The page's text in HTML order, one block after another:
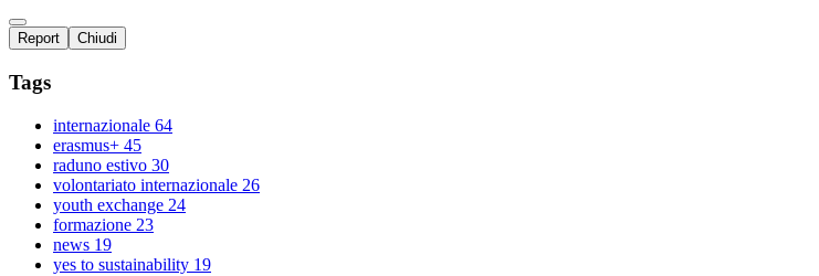
Report Chiudi
Tags
internazionale 64
erasmus+ 45
raduno estivo 30
volontariato internazionale 26
youth exchange 24
formazione 23
news 19
yes to sustainability 19